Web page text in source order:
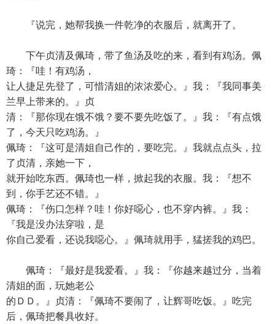
『说完，她帮我换一件乾净的衣服后，就离开了。
下午贞清及佩琦，带了鱼汤及吃的来，看到有鸡汤。佩
琦：『哇！有鸡汤，
让人捷足先登了，可惜清姐的浓浓爱心。』我：『我同事美
兰早上带来的。』贞
清：『那你现在饿不饿？要不要先吃饭了。』我：『有点饿
了，今天只吃鸡汤。』
佩琦：『这可是清姐自己作的，要吃完。』我就点点头，拉
了贞清，亲她一下，
就开始吃东西。佩琦也一样，掀起我的衣服。我：『想不
到，你手艺还不错。』
佩琦：『伤口怎样？哇！你好噁心，也不穿内裤。』我：
『我是没办法穿啦，是
你自己爱看，还说我噁心。』佩琦就用手，猛搓我的鸡巴。
佩琦：『最好是我爱看。』我：『你越来越过分，当着
清姐的面，玩她老公
的ＤＤ。』贞清：『佩琦不要闹了，让辉哥吃饭。』吃完
后，佩琦把餐具收好。